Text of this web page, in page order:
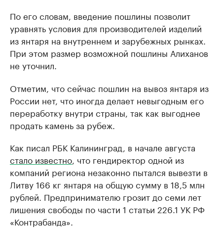
По его словам, введение пошлины позволит
уравнять условия для производителей изделий
из янтаря на внутреннем и зарубежных рынках.
При этом размер возможной пошлины Алиханов
не уточнил.
Отметим, что сейчас пошлин на вывоз янтаря из
России нет, что иногда делает невыгодным его
переработку внутри страны, так как выгоднее
продать камень за рубеж.
Как писал РБК Калининград, в начале августа
стало известно , что гендиректор одной из
компаний региона незаконно пытался вывезти в
Литву 166 кг янтаря на общую сумму в 18,5 млн
рублей. Предпринимателю грозит до семи лет
лишения свободы по части 1 статьи 226.1 УК РФ
«Контрабанда».